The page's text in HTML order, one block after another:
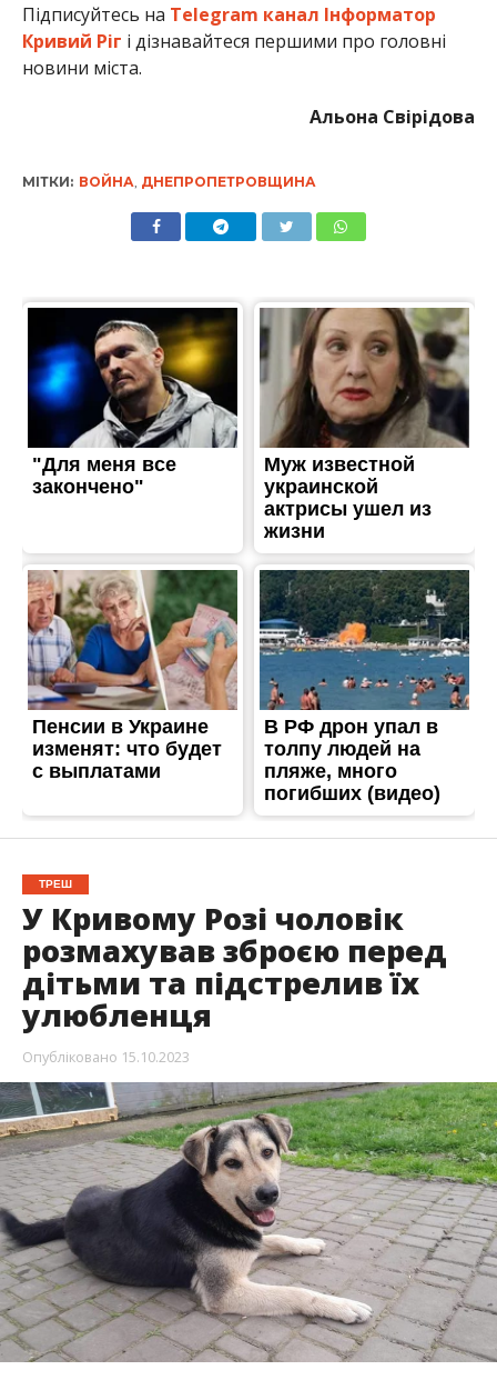
Підписуйтесь на Telegram канал Інформатор
Кривий Ріг і дізнавайтеся першими про головні
новини міста.
Альона Свірідова
МІТКИ: ВОЙНА ДНЕПРОПЕТРОВЩИНА
ТРЕШ
У Кривому Розі чоловік
розмахував зброєю перед
дітьми та підстрелив їх
улюбленця
Опубліковано 15.10.2023